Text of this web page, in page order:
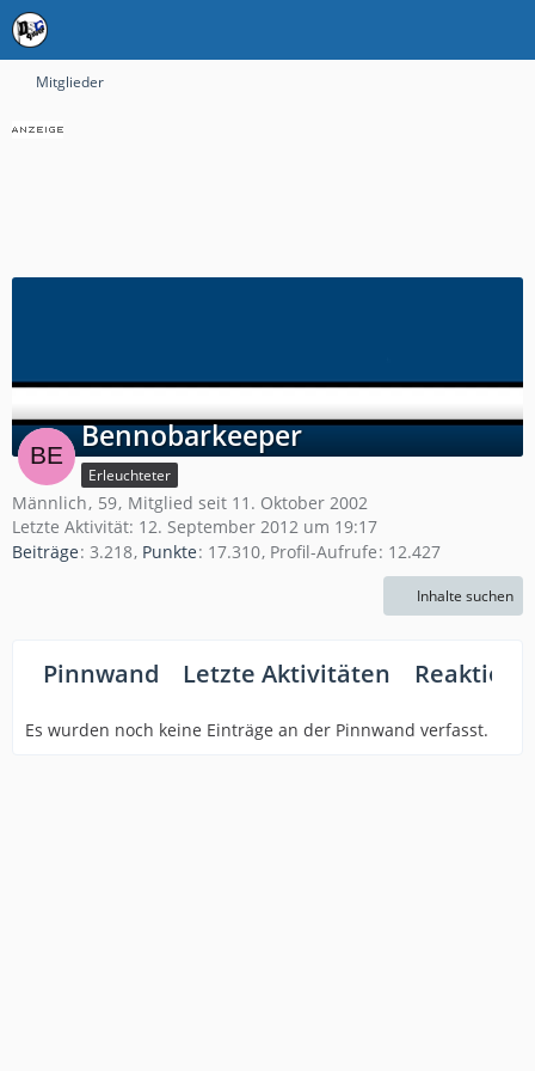
Mitglieder
Bennobarkeeper
Erleuchteter
Männlich 59 Mitglied seit 11. Oktober 2002
Letzte Aktivität: 12. September 2012 um 19:17
Beiträge 3.218 Punkte 17.310 Profil-Aufrufe 12.427
Inhalte suchen
Pinnwand Letzte Aktivitäten
Es wurden noch keine Einträge an der Pinnwand verfasst.